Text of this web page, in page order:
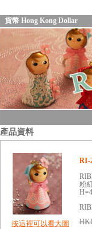
貨幣 Hong Kong Dollar
產品資料
按這裡可以看大圖
RI-
粉